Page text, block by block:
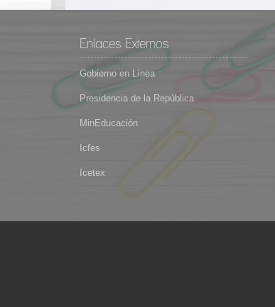
Enlaces Externos
Gobierno en Línea
Presidencia de la República
MinEducación
Icfes
Icetex